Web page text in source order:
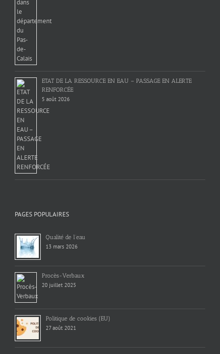
ETAT DE LA RESSOURCE EN EAU – PASSAGE EN ALERTE
RENFORCÉE
5 août 2026
PAGES POPULAIRES
Qualité de l’eau
13 mars 2026
Procès-Verbaux
20 juillet 2025
Politique de cookies (EU)
27 août 2021